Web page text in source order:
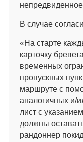
В случае
«На старте
карточку
временных
пропускных
маршруте с
аналогичных и/
лист с
должны
рандоннер